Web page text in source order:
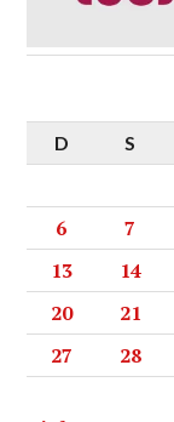
D
S
6
7
13
14
20
21
27
28